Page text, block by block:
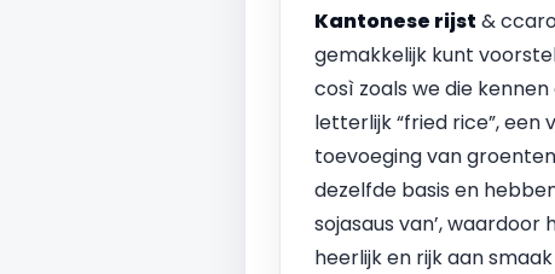
Kantonese rijst &
gemakkelijk kunt
così zoals we die
letterlijk “fried rice”,
toevoeging van
dezelfde basis en
sojasaus van’,
heerlijk en rijk aan